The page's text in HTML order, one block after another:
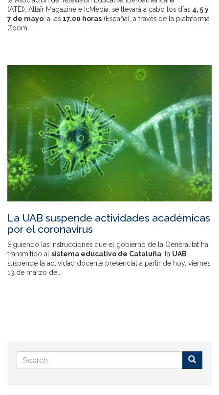
(ATEI), Altaïr Magazine e IcMedia, se llevará a cabo los días 4, 5 y
7 de mayo , a las 17.00 horas (España), a través de la plataforma
Zoom.
La UAB suspende actividades académicas
por el coronavirus
Siguiendo las instrucciones que el gobierno de la Generalitat ha
transmitido al sistema educativo de Cataluña , la UAB
suspende la actividad docente presencial a partir de hoy, viernes
13 de marzo de...
Search
form